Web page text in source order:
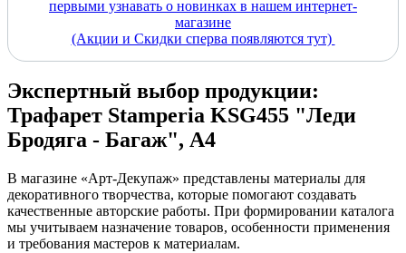
первыми узнавать о новинках в нашем интернет-
магазине
(Акции и Скидки сперва появляются тут)
Экспертный выбор продукции:
Трафарет Stamperia KSG455 "Леди
Бродяга - Багаж", А4
В магазине «Арт-Декупаж» представлены материалы для
декоративного творчества, которые помогают создавать
качественные авторские работы. При формировании каталога
мы учитываем назначение товаров, особенности применения
и требования мастеров к материалам.